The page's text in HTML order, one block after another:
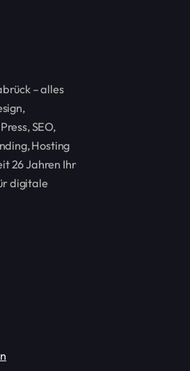
– alles
SEO,
Hosting
26 Jahren Ihr
digitale